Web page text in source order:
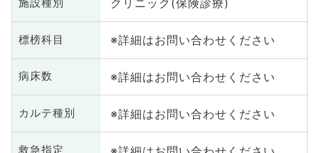
施設種別 クリニック(保険診療)
標榜科目 ※詳細はお問い合わせください
病床数 ※詳細はお問い合わせください
カルテ種別 ※詳細はお問い合わせください
救急指定